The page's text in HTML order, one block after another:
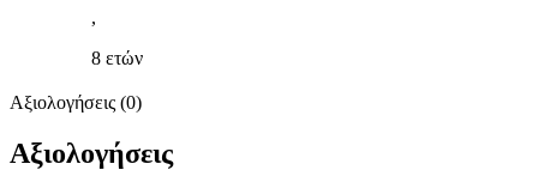
,
8 ετών
Αξιολογήσεις (0)
Αξιολογήσεις